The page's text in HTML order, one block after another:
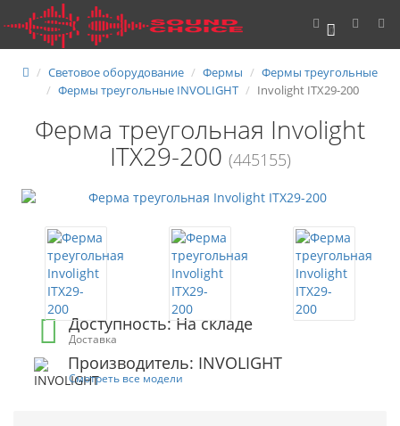
0
Световое оборудование Фермы
Фермы треугольные
Фермы треугольные INVOLIGHT
Involight ITX29-200
Ферма треугольная Involight
ITX29-200 (445155)
Доступность: На складе
Доставка
Производитель: INVOLIGHT
Смотреть все модели